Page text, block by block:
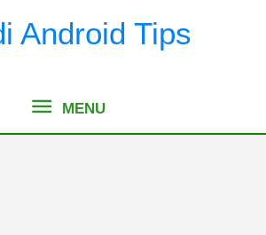
Android Tips
MENU
MENU